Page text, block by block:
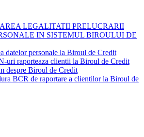
LEGALITATII PRELUCRARII
IN SISTEMUL BIROULUI DE
datelor personale la Biroul de Credit
uri raporteaza clientii la Biroul de Credit
despre Biroul de Credit
BCR de raportare a clientilor la Biroul de